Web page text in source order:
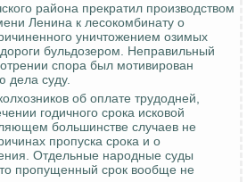
района прекратил производством
Ленина к лесокомбинату о
уничтожением озимых
бульдозером. Неправильный
спора был мотивирован
дела суду.
об оплате трудодней,
годичного срока исковой
большинстве случаев не
пропуска срока и о
Отдельные народные суды
пропущенный срок вообще не